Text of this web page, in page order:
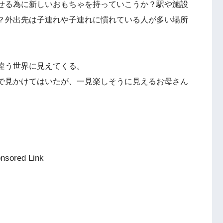
為に新しいおもちゃを持っていこうか？駅や施設
出先は子連れや子連れに慣れている人が多い場所
世界に見えてくる。
かけてはいたが、一見楽しそうに見えるお母さん
Link